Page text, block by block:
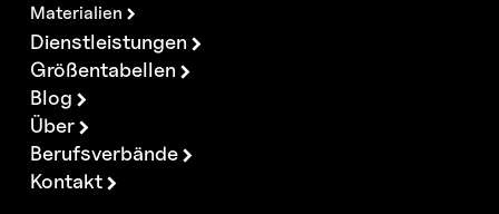
Materialien
Dienstleistungen
Größentabellen
Blog
Über
Berufsverbände
Kontakt